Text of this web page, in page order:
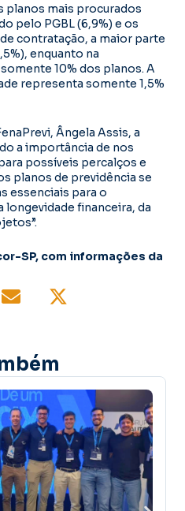
planos mais procurados
pelo PGBL (6,9%) e os
contratação, a maior parte
enquanto na
10% dos planos. A
representa somente 1,5%
Ângela Assis, a
a importância de nos
possíveis percalços e
planos de previdência se
essenciais para o
financeira, da
SP, com informações da